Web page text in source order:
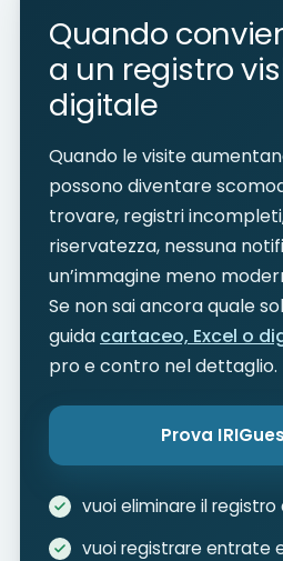
Quando
a un registro
digitale
Quando le visite
possono diventare
trovare, registri
riservatezza, nessuna
un’immagine meno
Se non sai ancora quale
guida cartaceo, Excel o
pro e contro nel dettaglio.
Prova
vuoi eliminare il
vuoi registrare entrate